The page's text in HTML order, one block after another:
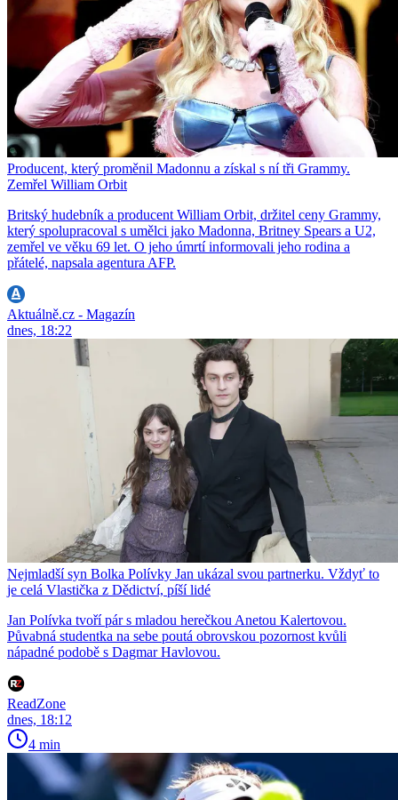
Producent, který proměnil Madonnu a získal s ní tři Grammy.
Zemřel William Orbit
Britský hudebník a producent William Orbit, držitel ceny Grammy,
který spolupracoval s umělci jako Madonna, Britney Spears a U2,
zemřel ve věku 69 let. O jeho úmrtí informovali jeho rodina a
přátelé, napsala agentura AFP.
Aktuálně.cz - Magazín
dnes, 18:22
Nejmladší syn Bolka Polívky Jan ukázal svou partnerku. Vždyť to
je celá Vlastička z Dědictví, píší lidé
Jan Polívka tvoří pár s mladou herečkou Anetou Kalertovou.
Půvabná studentka na sebe poutá obrovskou pozornost kvůli
nápadné podobě s Dagmar Havlovou.
ReadZone
dnes, 18:12
4 min